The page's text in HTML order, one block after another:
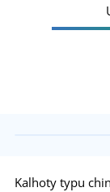
Kalhoty typu